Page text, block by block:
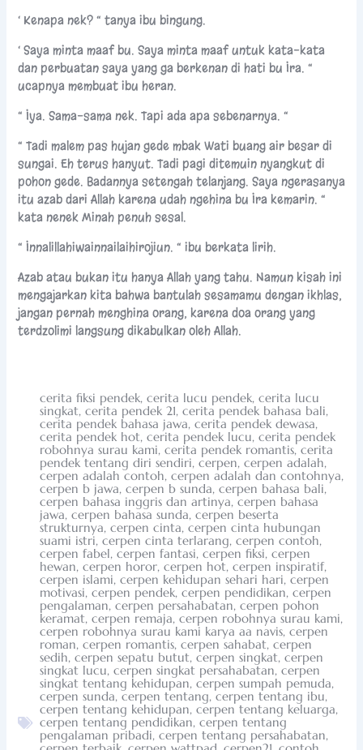
‘ Kenapa nek? “ tanya ibu bingung.
‘ Saya minta maaf bu. Saya minta maaf untuk kata-kata
dan perbuatan saya yang ga berkenan di hati bu Ira. “
ucapnya membuat ibu heran.
“ Iya. Sama-sama nek. Tapi ada apa sebenarnya. “
“ Tadi malem pas hujan gede mbak Wati buang air besar di
sungai. Eh terus hanyut. Tadi pagi ditemuin nyangkut di
pohon gede. Badannya setengah telanjang. Saya ngerasanya
itu azab dari Allah karena udah ngehina bu Ira kemarin. “
kata nenek Minah penuh sesal.
“ Innalillahiwainnailaihirojiun. “ ibu berkata lirih.
Azab atau bukan itu hanya Allah yang tahu. Namun kisah ini
mengajarkan kita bahwa bantulah sesamamu dengan ikhlas,
jangan pernah menghina orang, karena doa orang yang
terdzolimi langsung dikabulkan oleh Allah.
cerita fiksi pendek, cerita lucu pendek, cerita lucu
singkat, cerita pendek 21, cerita pendek bahasa bali,
cerita pendek bahasa jawa, cerita pendek dewasa,
cerita pendek hot, cerita pendek lucu, cerita pendek
robohnya surau kami, cerita pendek romantis, cerita
pendek tentang diri sendiri, cerpen, cerpen adalah,
cerpen adalah contoh, cerpen adalah dan contohnya,
cerpen b jawa, cerpen b sunda, cerpen bahasa bali,
cerpen bahasa inggris dan artinya, cerpen bahasa
jawa, cerpen bahasa sunda, cerpen beserta
strukturnya, cerpen cinta, cerpen cinta hubungan
suami istri, cerpen cinta terlarang, cerpen contoh,
cerpen fabel, cerpen fantasi, cerpen fiksi, cerpen
hewan, cerpen horor, cerpen hot, cerpen inspiratif,
cerpen islami, cerpen kehidupan sehari hari, cerpen
motivasi, cerpen pendek, cerpen pendidikan, cerpen
pengalaman, cerpen persahabatan, cerpen pohon
keramat, cerpen remaja, cerpen robohnya surau kami,
cerpen robohnya surau kami karya aa navis, cerpen
roman, cerpen romantis, cerpen sahabat, cerpen
sedih, cerpen sepatu butut, cerpen singkat, cerpen
singkat lucu, cerpen singkat persahabatan, cerpen
singkat tentang kehidupan, cerpen sumpah pemuda,
cerpen sunda,cerpen tentang,cerpen tentang ibu,
cerpen tentang kehidupan, cerpen tentang keluarga,
cerpen tentang pendidikan, cerpen tentang
pengalaman pribadi, cerpen tentang persahabatan,